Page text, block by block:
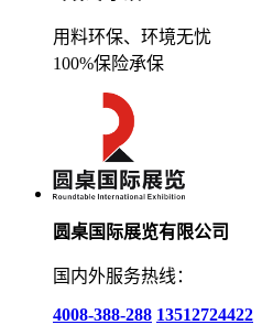
用料环保、环境无忧
100%保险承保
圆桌国际展览有限公司
国内外服务热线：
4008-388-288 13512724422